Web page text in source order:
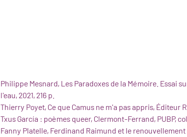
Philippe Mesnard, Les Paradoxes de la Mémoire. Essai
l'eau, 2021, 216 p.
Thierry Poyet, Ce que Camus ne m'a pas appris, Éditeur
Txus García : poèmes queer, Clermont-Ferrand, PUBP,
Fanny Platelle, Ferdinand Raimund et le